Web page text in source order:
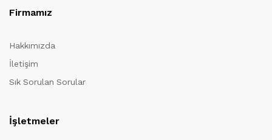
Firmamız
Hakkımızda
İletişim
Sık Sorulan Sorular
İşletmeler